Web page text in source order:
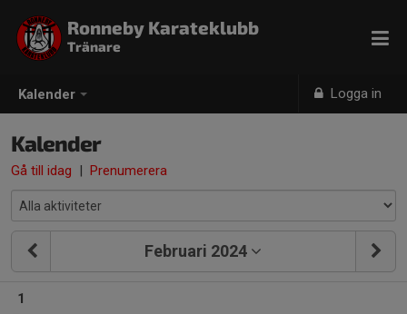
Kalender Logga in
Ronneby Karateklubb
Tränare
Kalender
Gå till idag | Prenumerera
Februari 2024
1